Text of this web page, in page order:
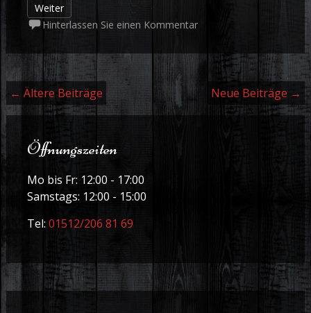
Weiter
Hinterlassen Sie einen Kommentar
Beiträge Navigation
← Ältere Beiträge Neue Beiträge →
Öffnungszeiten
Mo bis Fr: 12:00 - 17:00
Samstags: 12:00 - 15:00
Tel: 01512/206 81 69